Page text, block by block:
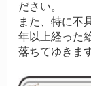
ださい。
また、特に不
年以上経った
落ちてゆきま